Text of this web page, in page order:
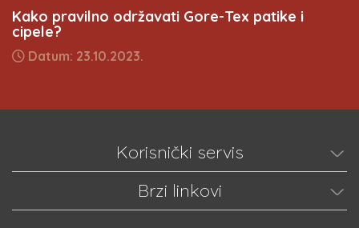
Kako pravilno održavati Gore-Tex patike i
cipele?
Datum: 23.10.2023.
Korisnički servis
Brzi linkovi